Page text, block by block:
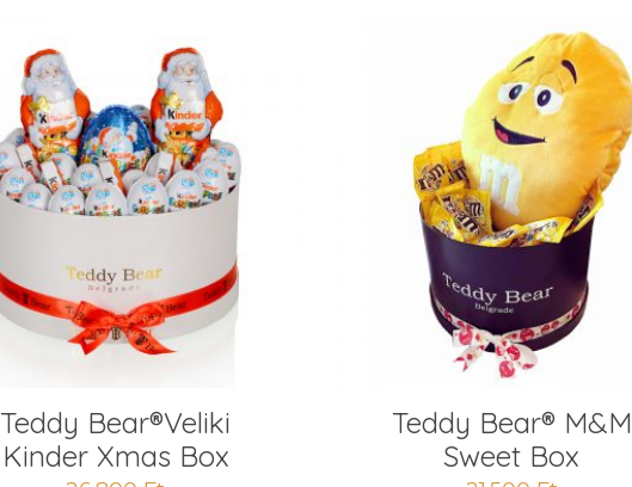
Teddy Bear®Veliki
Kinder Xmas Box
Teddy Bear® M&M
Sweet Box